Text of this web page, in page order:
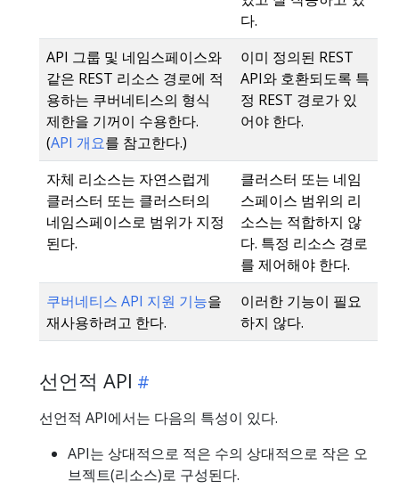
다.
API 그룹 및 네임스페이스와
같은 REST 리소스 경로에 적
용하는 쿠버네티스의 형식
제한을 기꺼이 수용한다.
(API 개요를 참고한다.)
이미 정의된 REST
API와 호환되도록 특
정 REST 경로가 있
어야 한다.
자체 리소스는 자연스럽게
클러스터 또는 클러스터의
네임스페이스로 범위가 지정
된다.
클러스터 또는 네임
스페이스 범위의 리
소스는 적합하지 않
다. 특정 리소스 경로
를 제어해야 한다.
쿠버네티스 API 지원 기능을
재사용하려고 한다.
이러한 기능이 필요
하지 않다.
선언적 API
선언적 API에서는 다음의 특성이 있다.
API는 상대적으로 적은 수의 상대적으로 작은 오
브젝트(리소스)로 구성된다.